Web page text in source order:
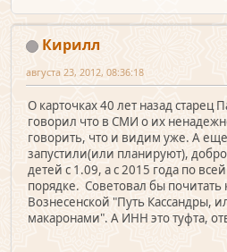
Кирилл
августа 23, 2012, 08:36:18
О карточках 40 лет назад старец
говорил что в СМИ о их
говорить, что и видим уже. А
запустили(или планируют),
детей с 1.09, а с 2015 года по
порядке. Советовал бы
Вознесенской "Путь Кассандры,
макаронами". А ИНН это туфта,